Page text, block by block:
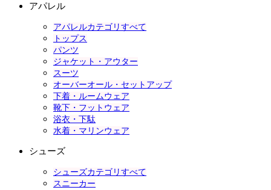
アパレル
アパレルカテゴリすべて
トップス
パンツ
ジャケット・アウター
スーツ
オーバーオール・セットアップ
下着・ルームウェア
靴下・フットウェア
浴衣・下駄
水着・マリンウェア
シューズ
シューズカテゴリすべて
スニーカー